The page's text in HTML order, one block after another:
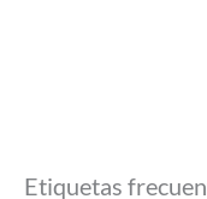
Etiquetas